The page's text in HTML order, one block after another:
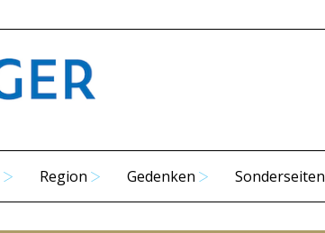
Region Gedenken Sonderseiten